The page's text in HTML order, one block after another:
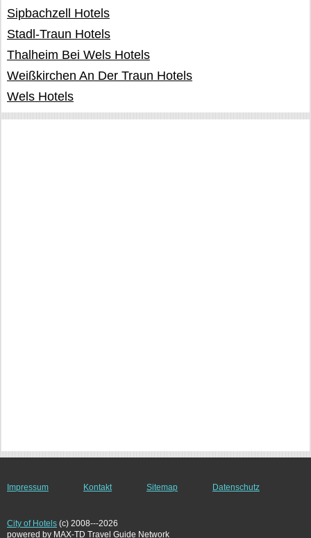
Sipbachzell Hotels
Stadl-Traun Hotels
Thalheim Bei Wels Hotels
Weißkirchen An Der Traun Hotels
Wels Hotels
Impressum Kontakt Sitemap Datenschutz
City of Hotels (c) 2008---2026
powered by MAX-TD Travel Guide Network